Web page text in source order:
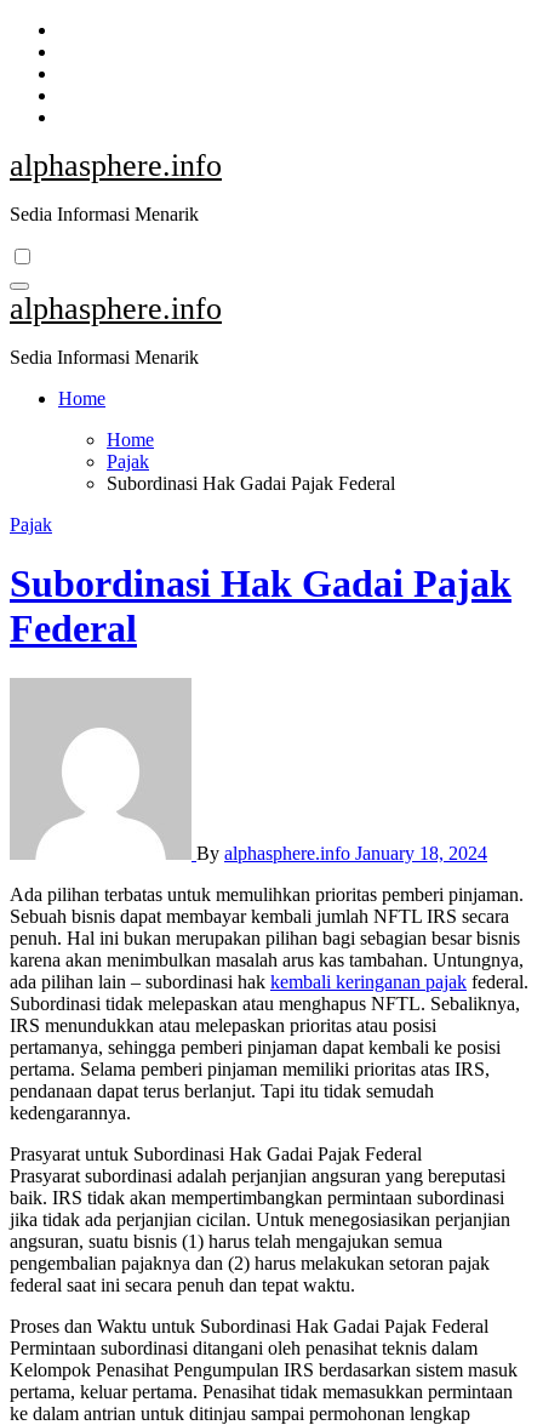
Skip
content
alphasphere.info
Sedia Informasi Menarik
alphasphere.info
Sedia Informasi Menarik
Home
Home
Pajak
Subordinasi Hak Gadai Pajak Federal
Pajak
Subordinasi Hak Gadai Pajak
Federal
By alphasphere.info January 18, 2024
Ada pilihan terbatas untuk memulihkan prioritas pemberi pinjaman.
Sebuah bisnis dapat membayar kembali jumlah NFTL IRS secara
penuh. Hal ini bukan merupakan pilihan bagi sebagian besar bisnis
karena akan menimbulkan masalah arus kas tambahan. Untungnya,
ada pilihan lain – subordinasi hak kembali keringanan pajak federal.
Subordinasi tidak melepaskan atau menghapus NFTL. Sebaliknya,
IRS menundukkan atau melepaskan prioritas atau posisi
pertamanya, sehingga pemberi pinjaman dapat kembali ke posisi
pertama. Selama pemberi pinjaman memiliki prioritas atas IRS,
pendanaan dapat terus berlanjut. Tapi itu tidak semudah
kedengarannya.
Prasyarat untuk Subordinasi Hak Gadai Pajak Federal
Prasyarat subordinasi adalah perjanjian angsuran yang bereputasi
baik. IRS tidak akan mempertimbangkan permintaan subordinasi
jika tidak ada perjanjian cicilan. Untuk menegosiasikan perjanjian
angsuran, suatu bisnis (1) harus telah mengajukan semua
pengembalian pajaknya dan (2) harus melakukan setoran pajak
federal saat ini secara penuh dan tepat waktu.
Proses dan Waktu untuk Subordinasi Hak Gadai Pajak Federal
Permintaan subordinasi ditangani oleh penasihat teknis dalam
Kelompok Penasihat Pengumpulan IRS berdasarkan sistem masuk
pertama, keluar pertama. Penasihat tidak memasukkan permintaan
ke dalam antrian untuk ditinjau sampai permohonan lengkap